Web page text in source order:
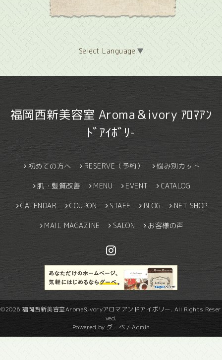
Select Language ▼
福岡西新美容室 Aroma＆ivory ｱﾛﾏｱﾝ
ﾄﾞｱｲﾎﾞﾘ-
初めての方へ RESERVE（予約） 悩み別カット
肌・髪質改善 MENU EVENT CATALOG
CALENDAR COUPON STAFF BLOG NET SHOP
MAIL MAGAZINE SALON お客様の声
©2026福岡西新美容室Aroma&ivoryアロマアンドアイボリー. All Rights Reser
ved.
Powered by グーペ /Admin